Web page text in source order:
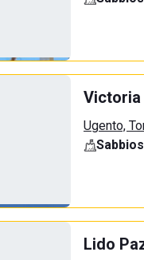
Victoria
Ugento,
Lido